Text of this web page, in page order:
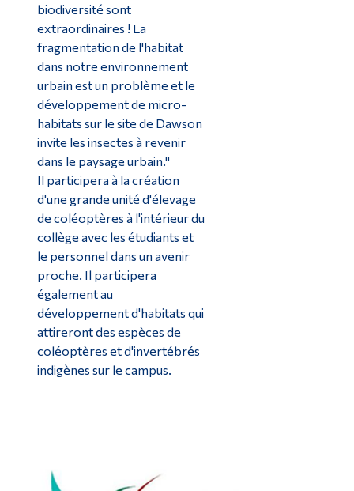
biodiversité sont
extraordinaires ! La
fragmentation de l'habitat
dans notre environnement
urbain est un problème et le
développement de micro-
habitats sur le site de Dawson
invite les insectes à revenir
dans le paysage urbain."
Il participera à la création
d'une grande unité d'élevage
de coléoptères à l'intérieur du
collège avec les étudiants et
le personnel dans un avenir
proche. Il participera
également au
développement d'habitats qui
attireront des espèces de
coléoptères et d'invertébrés
indigènes sur le campus.